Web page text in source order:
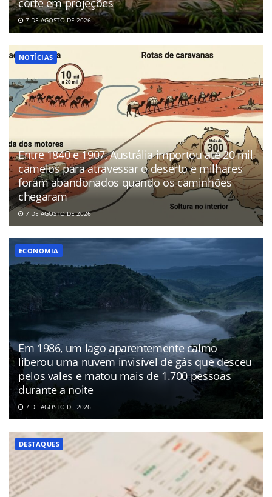
corte em projeções
7 DE AGOSTO DE 2026
NOTÍCIAS
Entre 1840 e 1907, Austrália importou até 20 mil
camelos para atravessar o deserto e milhares
foram abandonados quando os caminhões
chegaram
7 DE AGOSTO DE 2026
ECONOMIA
Em 1986, um lago aparentemente calmo
liberou uma nuvem invisível de gás que desceu
pelos vales e matou mais de 1.700 pessoas
durante a noite
7 DE AGOSTO DE 2026
DESTAQUES